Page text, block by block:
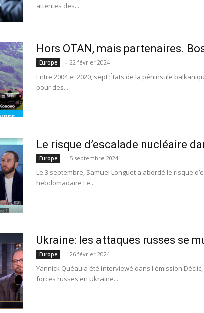
attentes des...
Hors OTAN, mais partenaires.
Europe - 22 février 2024
Entre 2004 et 2020, sept États de la péninsule
pour des...
Le risque d’escalade nucléaire
Europe - 5 septembre 2024
Le 3 septembre, Samuel Longuet a abordé le risque
hebdomadaire Le...
Ukraine: les attaques russes se
Europe - 26 février 2024
Yannick Quéau a été interviewé dans l'émission
forces russes en Ukraine...